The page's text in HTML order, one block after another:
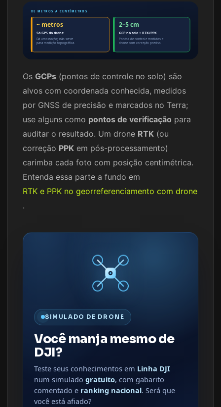
DE METROS A CENTÍMETROS
~ metros
Só GPS do drone
Dá uma noção; não serve
para medição topográfica.
2–5 cm
GCP no solo + RTK/PPK
Pontos de controle medidos e
drone com correção precisa.
Os GCPs (pontos de controle no solo) são
alvos com coordenada conhecida, medidos
por GNSS de precisão e marcados no Terra;
use alguns como pontos de verificação para
auditar o resultado. Um drone RTK (ou
correção PPK em pós-processamento)
carimba cada foto com posição centimétrica.
Entenda essa parte a fundo em
RTK e PPK no georreferenciamento com drone
.
SIMULADO DE DRONE
Você manja mesmo de
DJI?
Teste seus conhecimentos em Linha DJI
num simulado gratuito, com gabarito
comentado e ranking nacional. Será que
você está afiado?